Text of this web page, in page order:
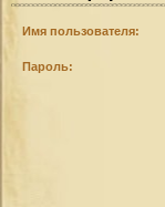
Имя пользователя:
Пароль: